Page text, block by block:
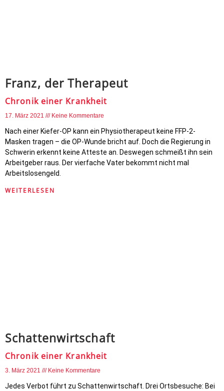
Franz, der Therapeut
Chronik einer Krankheit
17. März 2021 Keine Kommentare
Nach einer Kiefer-OP kann ein Physiotherapeut keine FFP-2-
Masken tragen – die OP-Wunde bricht auf. Doch die Regierung in
Schwerin erkennt keine Atteste an. Deswegen schmeißt ihn sein
Arbeitgeber raus. Der vierfache Vater bekommt nicht mal
Arbeitslosengeld.
WEITERLESEN
Schattenwirtschaft
Chronik einer Krankheit
3. März 2021 Keine Kommentare
Jedes Verbot führt zu Schattenwirtschaft. Drei Ortsbesuche: Bei